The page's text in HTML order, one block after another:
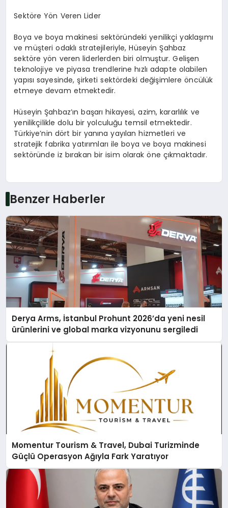
Sektöre Yön Veren Lider
Boya ve boya makinesi sektöründeki yenilikçi yaklaşımı
ve müşteri odaklı stratejileriyle, Hüseyin Şahbaz
sektöre yön veren liderlerden biri olmuştur. Gelişen
teknolojiye ve piyasa trendlerine hızlı adapte olabilen
yapısı sayesinde, şirketi sektördeki değişimlere öncülük
etmeye devam etmektedir.
Hüseyin Şahbaz’ın başarı hikayesi, azim, kararlılık ve
yenilikçilikle dolu bir yolculuğu temsil etmektedir.
Türkiye’nin dört bir yanına yayılan hizmetleri ve
stratejik fabrika yatırımları ile boya ve boya makinesi
sektöründe iz bırakan bir isim olarak öne çıkmaktadır.
Benzer Haberler
Derya Arms, İstanbul Prohunt 2026’da yeni nesil
ürünlerini ve global marka vizyonunu sergiledi
Momentur Tourism & Travel, Dubai Turizminde
Güçlü Operasyon Ağıyla Fark Yaratıyor